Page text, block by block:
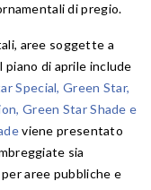
di pregio.
aree soggette a
piano di aprile include
Special,Green Star,
, Green Star Shade e
viene presentato
sia
aree pubbliche e